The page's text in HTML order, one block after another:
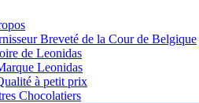
Breveté de la Cour de Belgique
de Leonidas
Leonidas
à petit prix
Chocolatiers